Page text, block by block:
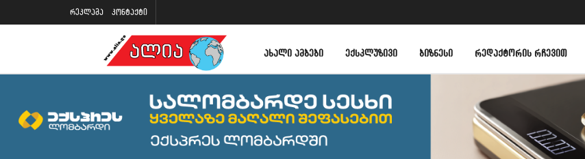
რეკლამა კონტაქტი
ᲐᲮᲐᲚᲘ ᲐᲛᲑᲔᲑᲘ ᲔᲥᲡᲙᲚᲣᲖᲘᲕᲘ ᲑᲘᲖᲜᲔᲡᲘ ᲠᲔᲓᲐᲥᲢᲝᲠᲘᲡ ᲠᲩᲔᲕᲘᲗ